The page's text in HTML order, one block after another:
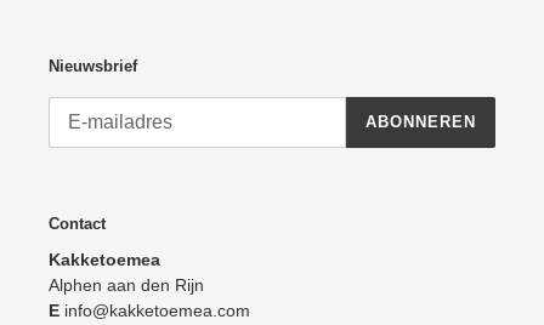
Nieuwsbrief
ABONNEREN
Contact
Kakketoemea
Alphen aan den Rijn
E info@kakketoemea.com